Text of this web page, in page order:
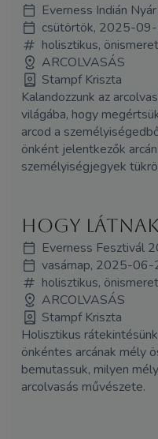
Everness Indián
csütörtök, 2025-
holisztikus,
ARCOLVASÁS
Stampf Kriszta
Kalandozzunk az
világába, hogy
arcod a
önként jelentkezők
személyiségjegyek
Hogy látnak
Everness Fesztivál
vasárnap, 2025-
holisztikus,
ARCOLVASÁS
Stampf Kriszta
Holisztikus
önkéntes arcának mély
bemutassuk, milyen
arcolvasás művészete.